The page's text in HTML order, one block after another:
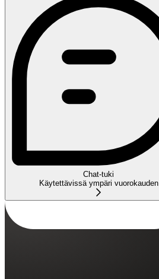
Chat-tuki
Käytettävissä ympäri vuorokauden